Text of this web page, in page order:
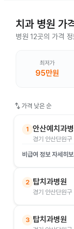
치과 병원 가
병원 12곳의 가격
최저가
95만원
swap_vert 가격 낮은 순
1 안산예치과
경기 안산단원구
비급여 정보 자세히보
2 탑치과병원
경기 안산단원구
3 탑치과병원